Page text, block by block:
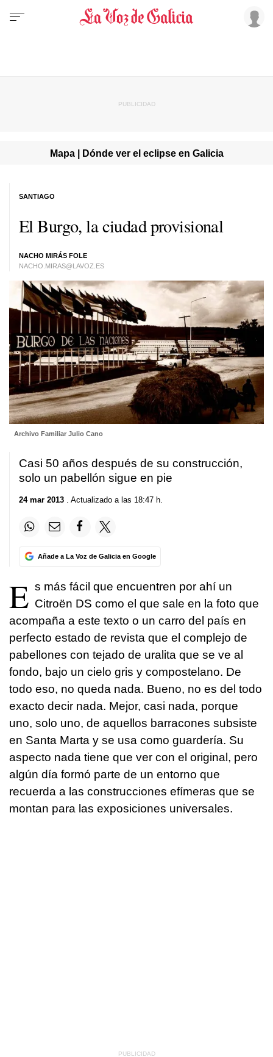
Mapa | Dónde ver el eclipse en Galicia
El Burgo, la ciudad provisional
NACHO MIRÁS FOLE
NACHO.MIRAS@LAVOZ.ES
SANTIAGO
Archivo Familiar Julio Cano
Casi 50 años después de su construcción,
solo un pabellón sigue en pie
24 mar 2013 . Actualizado a las 18:47 h.
Añade a La Voz de Galicia en Google
E s más fácil que encuentren por ahí un
Citroën DS como el que sale en la foto que
acompaña a este texto o un carro del país en
perfecto estado de revista que el complejo de
pabellones con tejado de uralita que se ve al
fondo, bajo un cielo gris y compostelano. De
todo eso, no queda nada. Bueno, no es del todo
exacto decir nada. Mejor, casi nada, porque
uno, solo uno, de aquellos barracones subsiste
en Santa Marta y se usa como guardería. Su
aspecto nada tiene que ver con el original, pero
algún día formó parte de un entorno que
recuerda a las construcciones efímeras que se
montan para las exposiciones universales.